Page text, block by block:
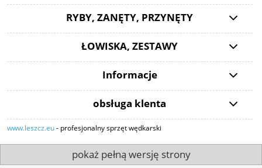
RYBY, ZANĘTY, PRZYNĘTY
ŁOWISKA, ZESTAWY
Informacje
obsługa klenta
www.leszcz.eu- profesjonalny sprzęt wędkarski
pokaż pełną wersję strony